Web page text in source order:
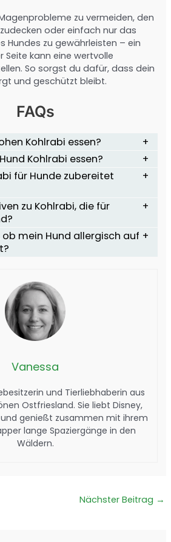
zu vermeiden, den
oder einfach nur das
Hundes zu gewährleisten – ein
Seite kann eine wertvolle
So sorgst du dafür, dass dein
und geschützt bleibt.
FAQs
Kohlrabi essen?
Kohlrabi essen?
für Hunde zubereitet
zu Kohlrabi, die für
ob mein Hund allergisch auf
Vanessa
und Tierliebhaberin aus
Ostfriesland. Sie liebt Disney,
genießt zusammen mit ihrem
lange Spaziergänge in den
Wäldern.
Nächster Beitrag →